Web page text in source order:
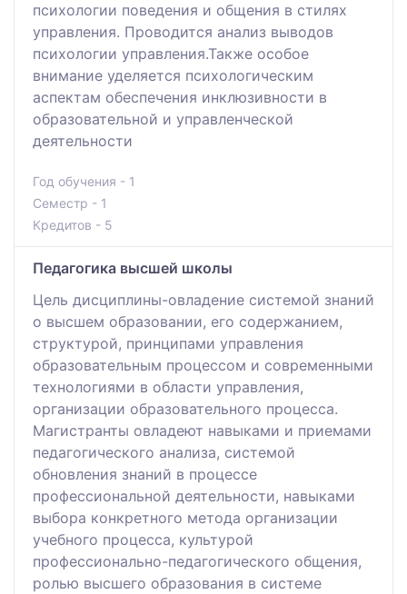
психологии поведения и общения в стилях
управления. Проводится анализ выводов
психологии управления.Также особое
внимание уделяется психологическим
аспектам обеспечения инклюзивности в
образовательной и управленческой
деятельности
Год обучения - 1
Семестр - 1
Кредитов - 5
Педагогика высшей школы
Цель дисциплины-овладение системой знаний
о высшем образовании, его содержанием,
структурой, принципами управления
образовательным процессом и современными
технологиями в области управления,
организации образовательного процесса.
Магистранты овладеют навыками и приемами
педагогического анализа, системой
обновления знаний в процессе
профессиональной деятельности, навыками
выбора конкретного метода организации
учебного процесса, культурой
профессионально-педагогического общения,
ролью высшего образования в системе